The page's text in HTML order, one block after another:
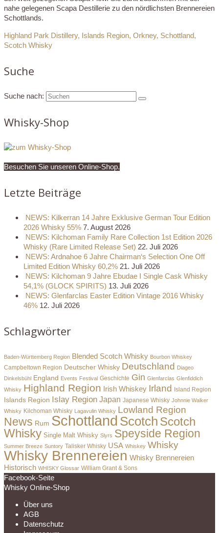
nahe gelegenen Scapa Destillerie zu den nördlichsten Brennereien
Schottlands.
Highland Park Distillery, Islands Region, Orkney, Schottland,
Scotch Whisky
Suche
Suche nach:
Whisky-Shop
Besuchen Sie unseren Online-Shop.
Letzte Beiträge
NEWS: Kilkerran 14 Jahre Exklusive German Tour Edition
2026 Whisky 55% 7. August 2026
NEWS: Kilchoman Family Rare Collection 1st Edition 2026
Whisky (Rare Limited Release Set) 22. Juli 2026
NEWS: Ardnahoe 6 Jahre Chairman‘s Selection One Off
Limited Edition Whisky 60,2% 21. Juli 2026
NEWS: Kilchoman 9 Jahre Ebudae I Single Cask Whisky
54,1% (GLOCK SPIRITS) 13. Juli 2026
NEWS: Glenfarclas Easter Edition Vintage 2016 Whisky
46% 12. Juli 2026
Schlagwörter
Baden-Württemberg Region Blended Scotch Whisky Bourbon Whiskey
Campbeltown Region Deutscher Whisky Deutschland
Diageo
Dinkelsbühl England Events Festival Geschichte Gin Glenfarclas Glenfiddich
Whisky Highland Region Irish Whiskey Irland Island Region
Islands Region Islay Region Japan Japanese Whisky Johnnie Walker
Whisky Kilchoman Whisky Lagavulin Whisky Lowland Region
News Rum Schottland Scotch Scotch
Whisky Single Malt Whisky Slyrs Speyside Region
Summer Breeze Suntory Talisker Whisky USA Whiskey Whisky
Whisky Brennereien Whisky Brennereien
Historisch WHISKY Glossar William Grant & Sons
Facebook-Seite
Whisky Online-Shop
Über uns
AGB
Datenschutz